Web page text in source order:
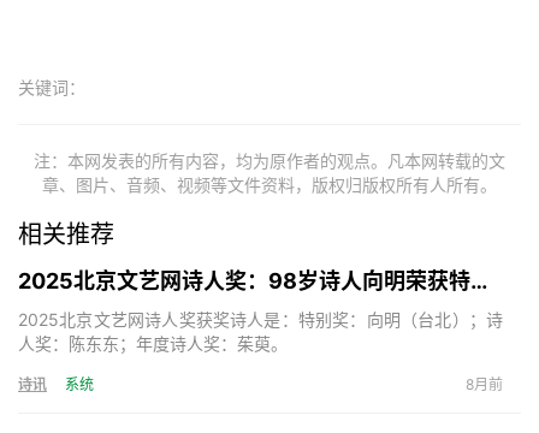
关键词：
注：本网发表的所有内容，均为原作者的观点。凡本网转载的文
章、图片、音频、视频等文件资料，版权归版权所有人所有。
相关推荐
2025北京文艺网诗人奖：98岁诗人向明荣获特别奖，陈东东荣获诗人奖，茱萸荣获年度诗人奖！
2025北京文艺网诗人奖获奖诗人是：特别奖：向明（台北）；诗
人奖：陈东东；年度诗人奖：茱萸。
诗讯 系统 8月前